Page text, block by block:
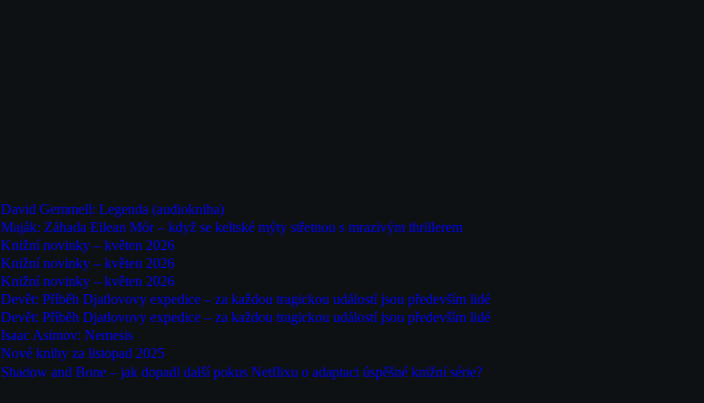
David Gemmell: Legenda (audiokniha)
Maják: Záhada Eilean Mór – když se keltské mýty střetnou s mrazivým thrillerem
Knižní novinky – květen 2026
Knižní novinky – květen 2026
Knižní novinky – květen 2026
Devět: Příběh Djatlovovy expedice – za každou tragickou událostí jsou především lidé
Devět: Příběh Djatlovovy expedice – za každou tragickou událostí jsou především lidé
Isaac Asimov: Nemesis
Nové knihy za listopad 2025
Shadow and Bone – jak dopadl další pokus Netflixu o adaptaci úspěšné knižní série?